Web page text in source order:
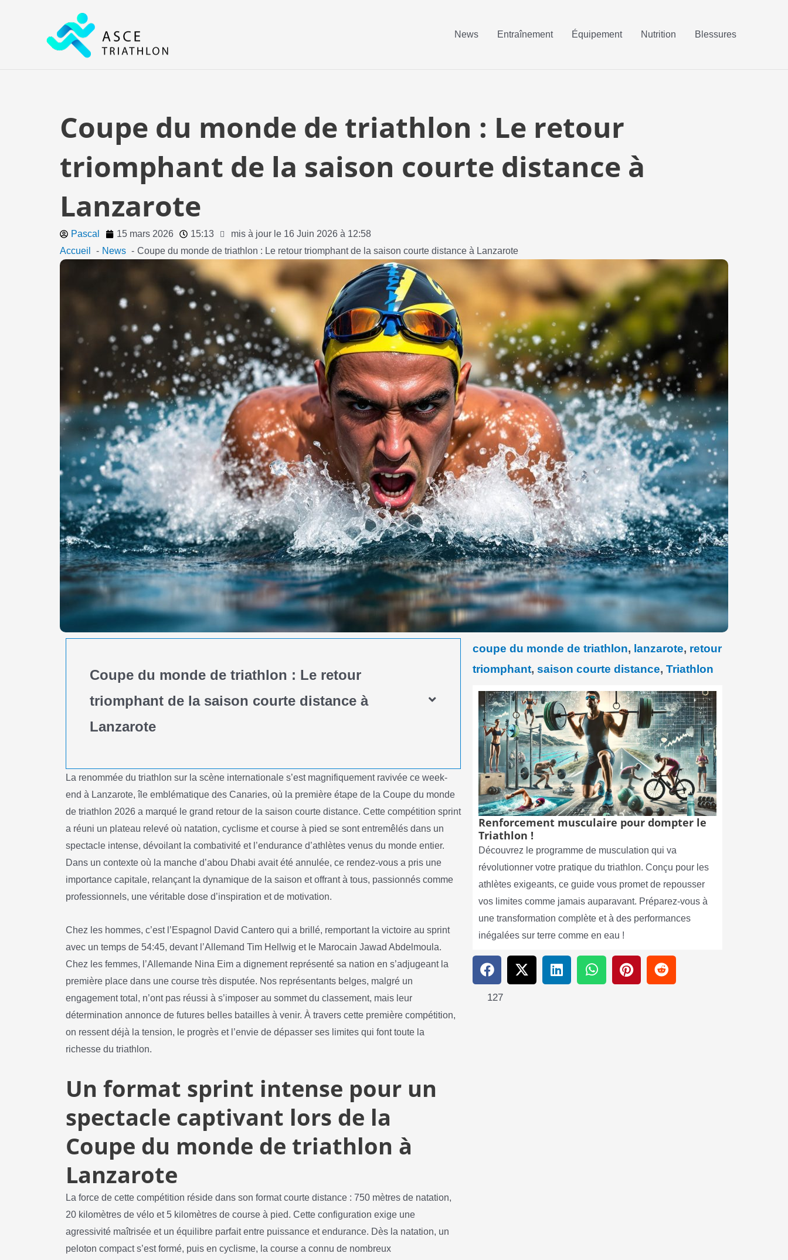
News Entraînement Équipement Nutrition Blessures
Coupe du monde de triathlon : Le retour
triomphant de la saison courte distance à
Lanzarote
Pascal 15 mars 2026 15:13
mis à jour le 16 Juin 2026 à 12:58
Accueil
News Coupe du monde de triathlon : Le retour triomphant de la saison courte distance à Lanzarote
Coupe du monde de triathlon : Le retour
triomphant de la saison courte distance à
Lanzarote
La renommée du triathlon sur la scène internationale s’est magnifiquement ravivée ce week-
end à Lanzarote, île emblématique des Canaries, où la première étape de la Coupe du monde
de triathlon 2026 a marqué le grand retour de la saison courte distance. Cette compétition sprint
a réuni un plateau relevé où natation, cyclisme et course à pied se sont entremêlés dans un
spectacle intense, dévoilant la combativité et l’endurance d’athlètes venus du monde entier.
Dans un contexte où la manche d’abou Dhabi avait été annulée, ce rendez-vous a pris une
importance capitale, relançant la dynamique de la saison et offrant à tous, passionnés comme
professionnels, une véritable dose d’inspiration et de motivation.
Chez les hommes, c’est l’Espagnol David Cantero qui a brillé, remportant la victoire au sprint
avec un temps de 54:45, devant l’Allemand Tim Hellwig et le Marocain Jawad Abdelmoula.
Chez les femmes, l’Allemande Nina Eim a dignement représenté sa nation en s’adjugeant la
première place dans une course très disputée. Nos représentants belges, malgré un
engagement total, n’ont pas réussi à s’imposer au sommet du classement, mais leur
détermination annonce de futures belles batailles à venir. À travers cette première compétition,
on ressent déjà la tension, le progrès et l’envie de dépasser ses limites qui font toute la
richesse du triathlon.
Un format sprint intense pour un
spectacle captivant lors de la
Coupe du monde de triathlon à
Lanzarote
La force de cette compétition réside dans son format courte distance : 750 mètres de natation,
20 kilomètres de vélo et 5 kilomètres de course à pied. Cette configuration exige une
agressivité maîtrisée et un équilibre parfait entre puissance et endurance. Dès la natation, un
peloton compact s’est formé, puis en cyclisme, la course a connu de nombreux
coupe du monde de triathlon, lanzarote, retour
triomphant, saison courte distance, Triathlon
Renforcement musculaire pour dompter le
Triathlon !
Découvrez le programme de musculation qui va
révolutionner votre pratique du triathlon. Conçu pour les
athlètes exigeants, ce guide vous promet de repousser
vos limites comme jamais auparavant. Préparez-vous à
une transformation complète et à des performances
inégalées sur terre comme en eau !
127